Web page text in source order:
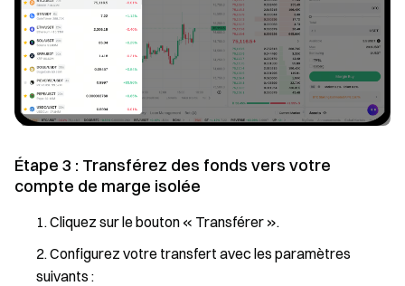
Étape 3 : Transférez des fonds vers votre
compte de marge isolée
Cliquez sur le bouton « Transférer ».
Configurez votre transfert avec les paramètres
suivants :